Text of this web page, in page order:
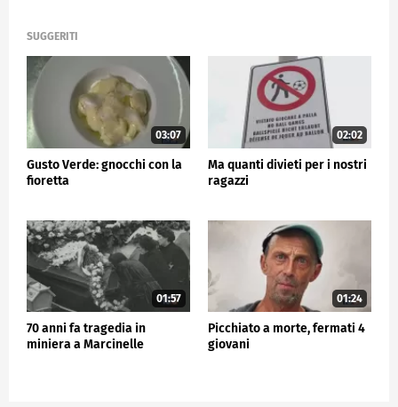
SUGGERITI
03:07
Gusto Verde: gnocchi con la
fioretta
02:02
Ma quanti divieti per i nostri
ragazzi
01:57
70 anni fa tragedia in
miniera a Marcinelle
01:24
Picchiato a morte, fermati 4
giovani